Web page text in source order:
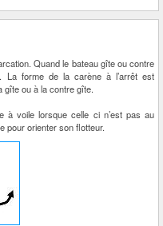
Quand le bateau gîte ou contre
La forme de la carène à l’arrêt est
gîte ou à la contre gîte.
à voile lorsque celle ci n’est pas au
pour orienter son flotteur.